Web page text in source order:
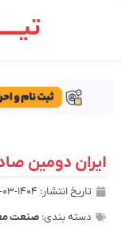
ایران دومین
تاریخ انتشار: ۱۴۰۴-۰۳-۲۵
دسته بندی: صنعت